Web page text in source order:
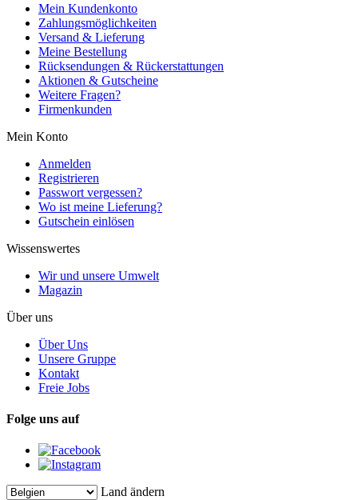
Mein Kundenkonto
Zahlungsmöglichkeiten
Versand & Lieferung
Meine Bestellung
Rücksendungen & Rückerstattungen
Aktionen & Gutscheine
Weitere Fragen?
Firmenkunden
Mein Konto
Anmelden
Registrieren
Passwort vergessen?
Wo ist meine Lieferung?
Gutschein einlösen
Wissenswertes
Wir und unsere Umwelt
Magazin
Über uns
Über Uns
Unsere Gruppe
Kontakt
Freie Jobs
Folge uns auf
Land ändern